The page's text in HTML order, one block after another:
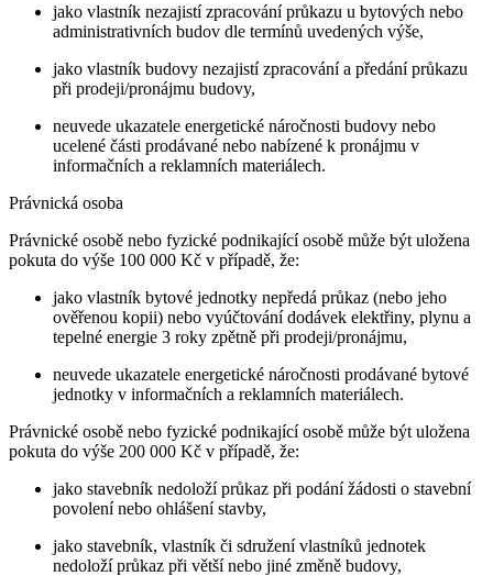
jako vlastník nezajistí zpracování průkazu u bytových nebo
administrativních budov dle termínů uvedených výše,
jako vlastník budovy nezajistí zpracování a předání průkazu
při prodeji/pronájmu budovy,
neuvede ukazatele energetické náročnosti budovy nebo
ucelené části prodávané nebo nabízené k pronájmu v
informačních a reklamních materiálech.
Právnická osoba
Právnické osobě nebo fyzické podnikající osobě může být uložena
pokuta do výše 100 000 Kč v případě, že:
jako vlastník bytové jednotky nepředá průkaz (nebo jeho
ověřenou kopii) nebo vyúčtování dodávek elektřiny, plynu a
tepelné energie 3 roky zpětně při prodeji/pronájmu,
neuvede ukazatele energetické náročnosti prodávané bytové
jednotky v informačních a reklamních materiálech.
Právnické osobě nebo fyzické podnikající osobě může být uložena
pokuta do výše 200 000 Kč v případě, že:
jako stavebník nedoloží průkaz při podání žádosti o stavební
povolení nebo ohlášení stavby,
jako stavebník, vlastník či sdružení vlastníků jednotek
nedoloží průkaz při větší nebo jiné změně budovy,